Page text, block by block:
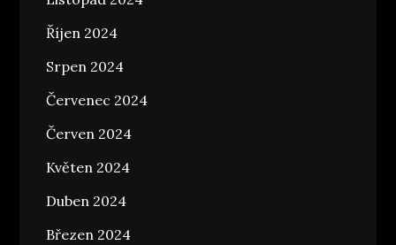
Říjen 2024
Srpen 2024
Červenec 2024
Červen 2024
Květen 2024
Duben 2024
Březen 2024